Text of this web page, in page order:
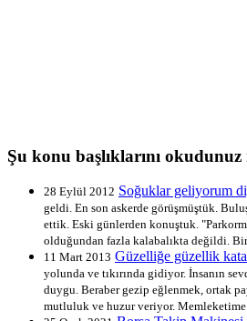
Şu konu başlıklarını okudunuz
28 Eylül 2012 Soğuklar geliyorum
geldi. En son askerde görüşmüştük.
ettik. Eski günlerden konuştuk.
olduğundan fazla kalabalıkta değildi.
11 Mart 2013 Güzelliğe güzellik
yolunda ve tıkırında gidiyor. İnsanın
duygu. Beraber gezip eğlenmek, ortak
mutluluk ve huzur veriyor.